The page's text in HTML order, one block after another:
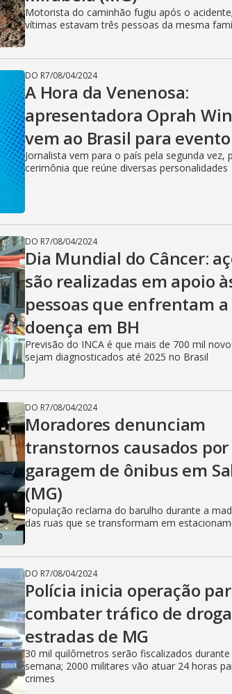
i
d
e
o
Motorista do caminhão fugiu após o
vítimas estavam três pessoas da mesma
DO R7/08/04/2024
A Hora da Venenosa:
apresentadora Oprah
vem ao Brasil para evento
Jornalista vem para o país pela segunda vez,
cerimônia que reúne diversas personalidades
DO R7/08/04/2024
Dia Mundial do Câncer:
são realizadas em apoio
pessoas que enfrentam a
doença em BH
Previsão do INCA é que mais de 700 mil
sejam diagnosticados até 2025 no Brasil
DO R7/08/04/2024
Moradores denunciam
transtornos causados por
garagem de ônibus em
(MG)
População reclama do barulho durante a
das ruas que se transformam em
DO R7/08/04/2024
Polícia inicia operação
combater tráfico de
estradas de MG
30 mil quilômetros serão fiscalizados
semana; 2000 militares vão atuar 24 horas
crimes